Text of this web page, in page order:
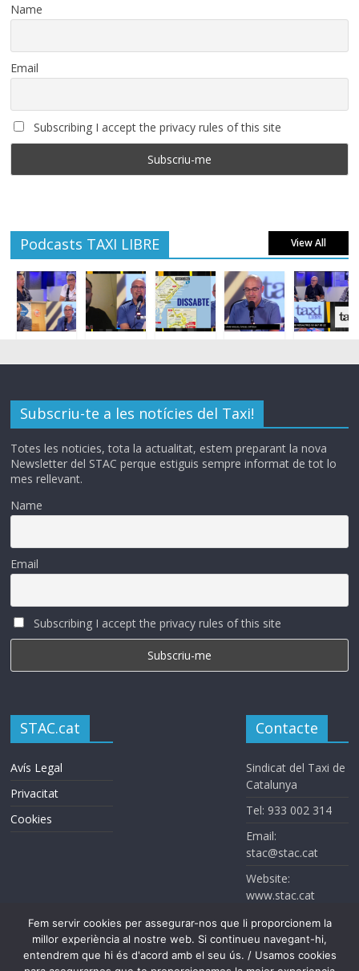
Name
Email
Subscribing I accept the privacy rules of this site
Podcasts TAXI LIBRE View All
Subscriu-te a les notícies del Taxi!
Totes les noticies, tota la actualitat, estem preparant la nova
Newsletter del STAC perque estiguis sempre informat de tot lo
mes rellevant.
Name
Email
Subscribing I accept the privacy rules of this site
STAC.cat
Avís Legal
Privacitat
Cookies
Contacte
Sindicat del Taxi de
Catalunya
Tel: 933 002 314
Email:
stac@stac.cat
Website:
www.stac.cat
Fem servir cookies per assegurar-nos que li proporcionem la
millor experiència al nostre web. Si continueu navegant-hi,
entendrem que hi és d'acord amb el seu ús. / Usamos cookies